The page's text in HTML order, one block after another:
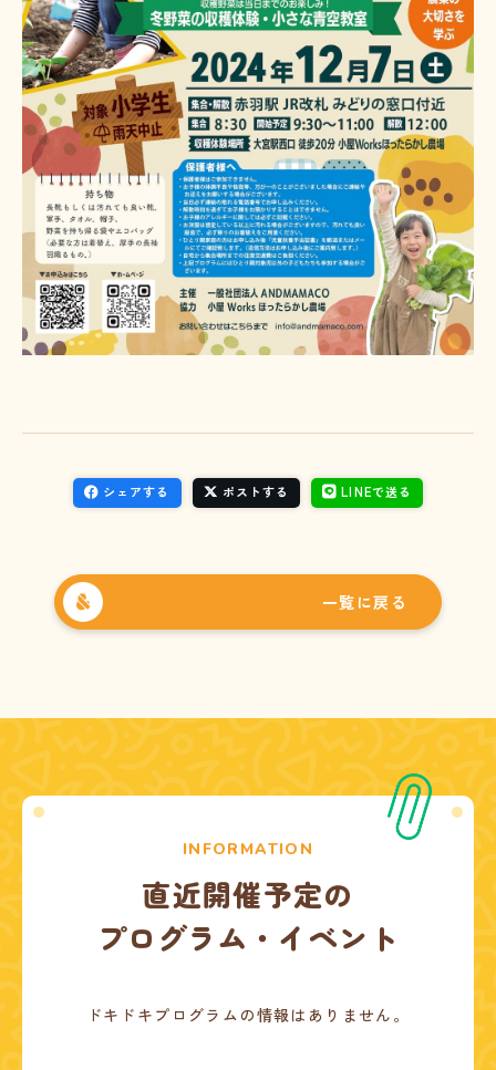
シェアする ポストする LINEで送る
一覧に戻る
INFORMATION
直近開催予定の
プログラム・イベント
ドキドキプログラムの情報はありません。